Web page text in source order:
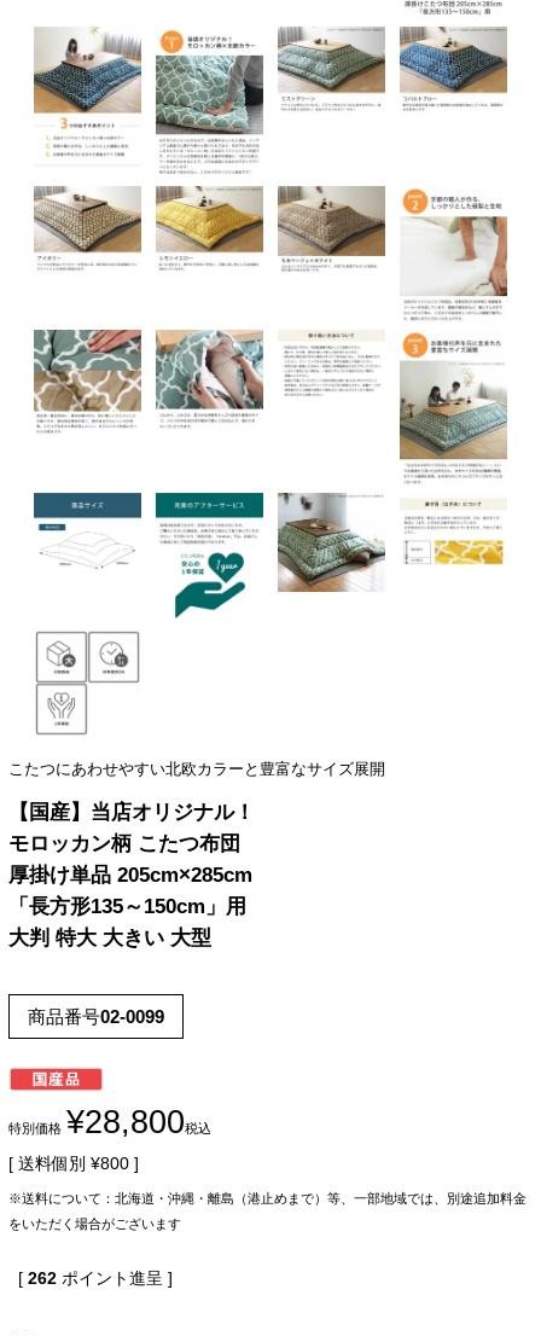
こたつにあわせやすい北欧カラーと豊富なサイズ展開
【国産】当店オリジナル！
モロッカン柄 こたつ布団
厚掛け単品 205cm×285cm
「長方形135～150cm」用
大判 特大 大きい 大型
商品番号02-0099
特別価格 ¥28,800税込
送料個別 ¥800
※送料について：北海道・沖縄・離島（港止めまで）等、一部地域では、別途追加料金
をいただく場合がございます
[ 262 ポイント進呈 ]